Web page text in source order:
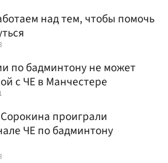
над тем, чтобы помочь
по бадминтону не может
с ЧЕ в Манчестере
проиграли
ЧЕ по бадминтону